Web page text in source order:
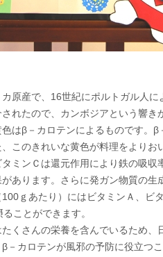
原産で、16世紀にポルトガル人
れたので、カンボジアという響き
はβ－カロテンによるものです。
このきれいな黄色が料理をより
ミンＣは還元作用により鉄の吸
あります。さらに発ガン物質の
ｇあたり）にはビタミンＡ、ビ
ことができます。
くさんの栄養を含んでいるため
－カロテンが風邪の予防に役立つ